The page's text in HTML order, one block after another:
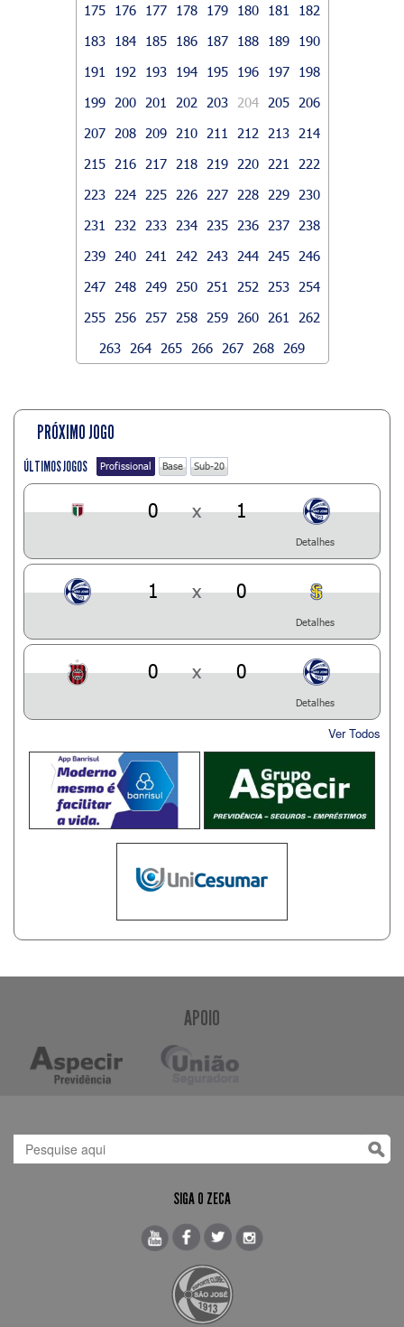
175
176 177 178 179 180 181
182
183
184 185 186 187 188 189
190
191
192 193 194 195 196 197
198
199
200 201 202 203 204 205
206
207
208 209 210 211 212 213
214
215
216 217 218 219 220 221
222
223
224 225 226 227 228 229
230
231
232 233 234 235 236 237
238
239
240 241 242 243 244 245
246
247
248 249 250 251 252 253
254
255
256 257 258 259 260 261
262
263
264 265 266 267 268 269
PRÓXIMO JOGO
ÚLTIMOS JOGOS Profissional Base Sub-20
0 x 1
Detalhes
1 x 0
Detalhes
0 x 0
Detalhes
Ver Todos
APOIO
SIGA O ZECA